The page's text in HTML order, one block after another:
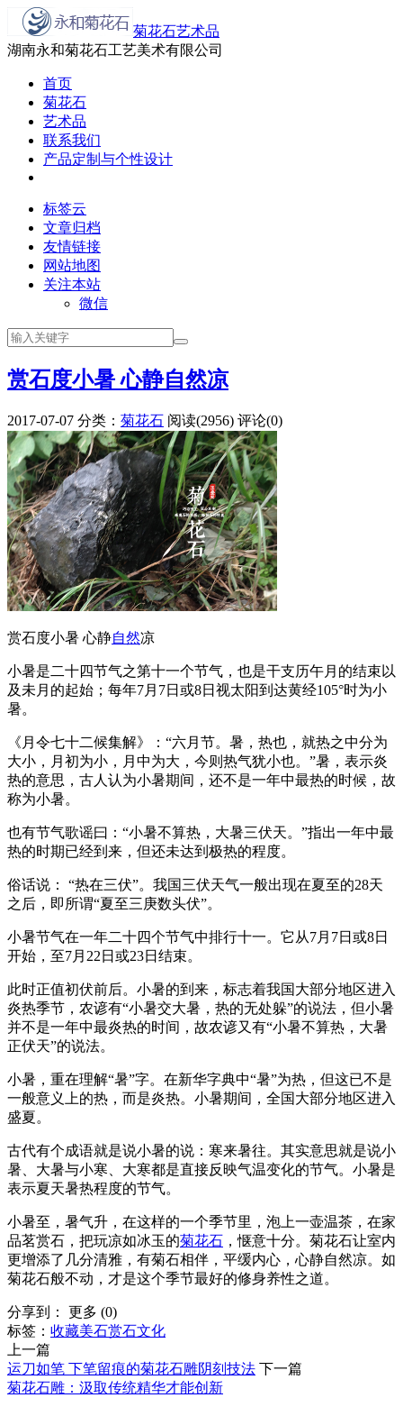
菊花石艺术品
湖南永和菊花石工艺美术有限公司
首页
菊花石
艺术品
联系我们
产品定制与个性设计
标签云
文章归档
友情链接
网站地图
关注本站
微信
赏石度小暑 心静自然凉
2017-07-07 分类： 菊花石 阅读(2956) 评论(0)
赏石度小暑 心静自然凉
小暑是二十四节气之第十一个节气，也是干支历午月的结束以
及未月的起始；每年7月7日或8日视太阳到达黄经105°时为小
暑。
《月令七十二候集解》：“六月节。暑，热也，就热之中分为
大小，月初为小，月中为大，今则热气犹小也。”暑，表示炎
热的意思，古人认为小暑期间，还不是一年中最热的时候，故
称为小暑。
也有节气歌谣曰：“小暑不算热，大暑三伏天。”指出一年中最
热的时期已经到来，但还未达到极热的程度。
俗话说： “热在三伏”。我国三伏天气一般出现在夏至的28天
之后，即所谓“夏至三庚数头伏”。
小暑节气在一年二十四个节气中排行十一。它从7月7日或8日
开始，至7月22日或23日结束。
此时正值初伏前后。小暑的到来，标志着我国大部分地区进入
炎热季节，农谚有“小暑交大暑，热的无处躲”的说法，但小暑
并不是一年中最炎热的时间，故农谚又有“小暑不算热，大暑
正伏天”的说法。
小暑，重在理解“暑”字。在新华字典中“暑”为热，但这已不是
一般意义上的热，而是炎热。小暑期间，全国大部分地区进入
盛夏。
古代有个成语就是说小暑的说：寒来暑往。其实意思就是说小
暑、大暑与小寒、大寒都是直接反映气温变化的节气。小暑是
表示夏天暑热程度的节气。
小暑至，暑气升，在这样的一个季节里，泡上一壶温茶，在家
品茗赏石，把玩凉如冰玉的菊花石 ，惬意十分。菊花石让室内
更增添了几分清雅，有菊石相伴，平缓内心，心静自然凉。如
菊花石般不动，才是这个季节最好的修身养性之道。
分享到： 更多 (0)
标签： 收藏美石赏石文化
上一篇
运刀如笔 下笔留痕的菊花石雕阴刻技法 下一篇
菊花石雕：汲取传统精华才能创新